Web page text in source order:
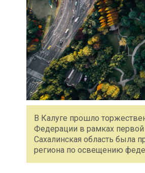
В Калуге прошло
Федерации в рамках
Сахалинская область была
региона по освещению